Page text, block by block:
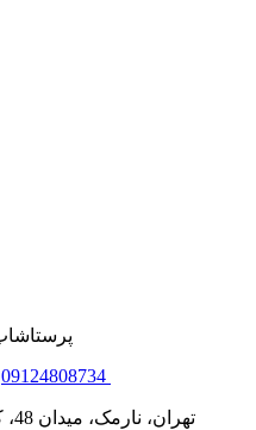
09124808734
تهران، نارمک، میدان 48، کوچه شهید سیاوش، پلاک 16